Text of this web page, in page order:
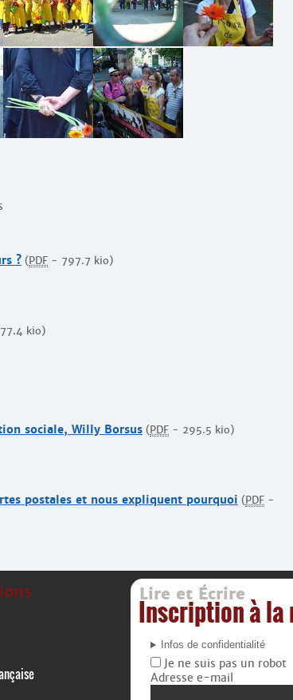
? ( PDF - 797.7 kio)
kio)
sociale, Willy Borsus ( PDF - 295.5 kio)
postales et nous expliquent pourquoi ( PDF -
Lire et Écrire
Inscription à la
Infos de confidentialité
Je ne suis pas un robot
Adresse e-mail